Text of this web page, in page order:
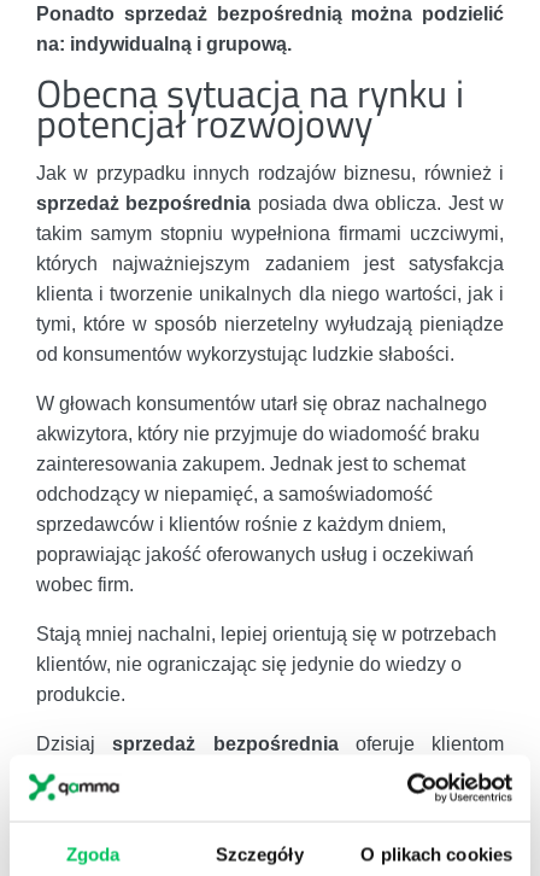
Zgoda Szczegóły O plikach cookies
Ponadto sprzedaż bezpośrednią można podzielić
na: indywidualną i grupową.
Obecna sytuacja na rynku i
potencjał rozwojowy
Jak w przypadku innych rodzajów biznesu, również i
sprzedaż bezpośrednia posiada dwa oblicza. Jest w
takim samym stopniu wypełniona firmami uczciwymi,
których najważniejszym zadaniem jest satysfakcja
klienta i tworzenie unikalnych dla niego wartości, jak i
tymi, które w sposób nierzetelny wyłudzają pieniądze
od konsumentów wykorzystując ludzkie słabości.
W głowach konsumentów utarł się obraz nachalnego
akwizytora, który nie przyjmuje do wiadomość braku
zainteresowania zakupem. Jednak jest to schemat
odchodzący w niepamięć, a samoświadomość
sprzedawców i klientów rośnie z każdym dniem,
poprawiając jakość oferowanych usług i oczekiwań
wobec firm.
Stają mniej nachalni, lepiej orientują się w potrzebach
klientów, nie ograniczając się jedynie do wiedzy o
produkcie.
Dzisiajsprzedaż bezpośredniaoferuje klientom
jakość – tak produktów, jak i samych usług
prowadzących do ich nabycia. Jest szansą na wybicie